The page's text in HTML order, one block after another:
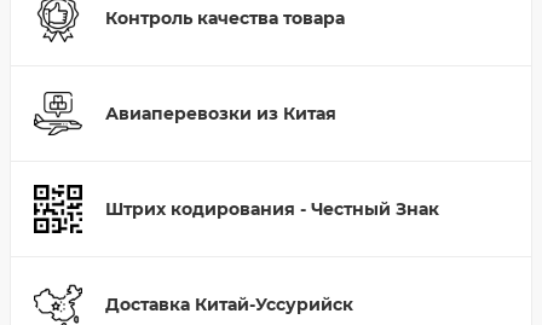
Контроль качества товара
Авиаперевозки из Китая
Штрих кодирования - Честный Знак
Доставка Китай-Уссурийск